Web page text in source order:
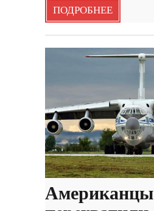
ПОДРОБНЕЕ
Американцы